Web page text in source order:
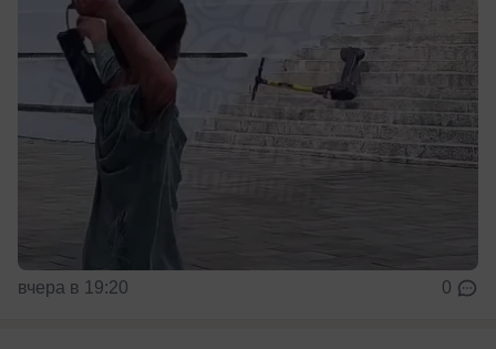
вчера в 19:20 0